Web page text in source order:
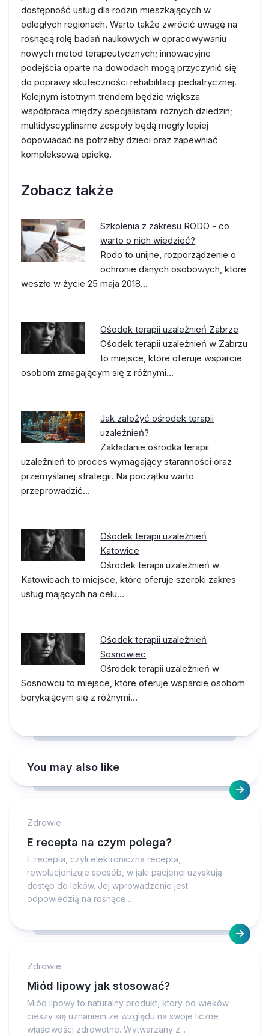
dostępność usług dla rodzin mieszkających w
odległych regionach. Warto także zwrócić uwagę na
rosnącą rolę badań naukowych w opracowywaniu
nowych metod terapeutycznych; innowacyjne
podejścia oparte na dowodach mogą przyczynić się
do poprawy skuteczności rehabilitacji pediatrycznej.
Kolejnym istotnym trendem będzie większa
współpraca między specjalistami różnych dziedzin;
multidyscyplinarne zespoły będą mogły lepiej
odpowiadać na potrzeby dzieci oraz zapewniać
kompleksową opiekę.
Zobacz także
Szkolenia z zakresu RODO - co
warto o nich wiedzieć?
Rodo to unijne, rozporządzenie o
ochronie danych osobowych, które
weszło w życie 25 maja 2018…
Ośodek terapii uzależnień Zabrze
Ośodek terapii uzależnień w Zabrzu
to miejsce, które oferuje wsparcie
osobom zmagającym się z różnymi…
Jak założyć ośrodek terapii
uzależnień?
Zakładanie ośrodka terapii
uzależnień to proces wymagający staranności oraz
przemyślanej strategii. Na początku warto
przeprowadzić…
Ośodek terapii uzależnień
Katowice
Ośrodek terapii uzależnień w
Katowicach to miejsce, które oferuje szeroki zakres
usług mających na celu…
Ośodek terapii uzależnień
Sosnowiec
Ośrodek terapii uzależnień w
Sosnowcu to miejsce, które oferuje wsparcie osobom
borykającym się z różnymi…
You may also like
Zdrowie
E recepta na czym polega?
E recepta, czyli elektroniczna recepta,
rewolucjonizuje sposób, w jaki pacjenci uzyskują
dostęp do leków. Jej wprowadzenie jest
odpowiedzią na rosnące...
Zdrowie
Miód lipowy jak stosować?
Miód lipowy to naturalny produkt, który od wieków
cieszy się uznaniem ze względu na swoje liczne
właściwości zdrowotne. Wytwarzany z...